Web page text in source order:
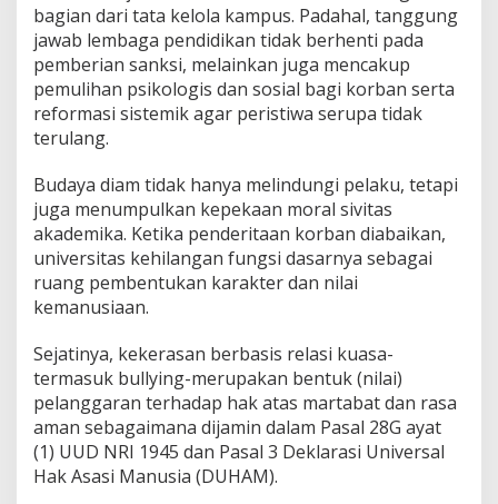
bagian dari tata kelola kampus. Padahal, tanggung
jawab lembaga pendidikan tidak berhenti pada
pemberian sanksi, melainkan juga mencakup
pemulihan psikologis dan sosial bagi korban serta
reformasi sistemik agar peristiwa serupa tidak
terulang.
Budaya diam tidak hanya melindungi pelaku, tetapi
juga menumpulkan kepekaan moral sivitas
akademika. Ketika penderitaan korban diabaikan,
universitas kehilangan fungsi dasarnya sebagai
ruang pembentukan karakter dan nilai
kemanusiaan.
Sejatinya, kekerasan berbasis relasi kuasa-
termasuk bullying-merupakan bentuk (nilai)
pelanggaran terhadap hak atas martabat dan rasa
aman sebagaimana dijamin dalam Pasal 28G ayat
(1) UUD NRI 1945 dan Pasal 3 Deklarasi Universal
Hak Asasi Manusia (DUHAM).